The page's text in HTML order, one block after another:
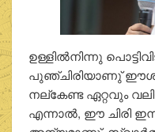
ഉള്ളില്‍നിന്നു
പുഞ്ചിരിയാണു്
നല്‌കേണ്ട ഏറ്റവും
എന്നാല്‍, ഈ ചിരി